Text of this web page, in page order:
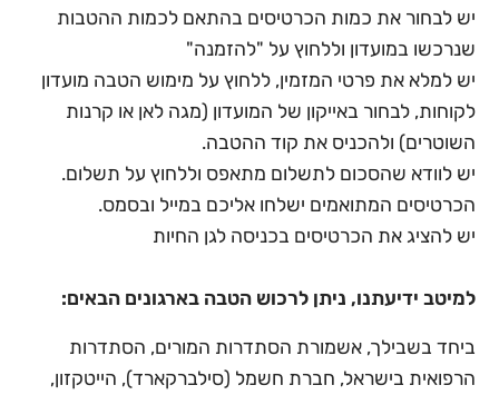
יש לבחור את כמות הכרטיסים בהתאם לכמות ההטבות
שנרכשו במועדון וללחוץ על "להזמנה"
יש למלא את פרטי המזמין, ללחוץ על מימוש הטבה מועדון
לקוחות, לבחור באייקון של המועדון (מגה לאן או קרנות
השוטרים) ולהכניס את קוד ההטבה.
יש לוודא שהסכום לתשלום מתאפס וללחוץ על תשלום.
הכרטיסים המתואמים ישלחו אליכם במייל ובסמס.
יש להציג את הכרטיסים בכניסה לגן החיות
למיטב ידיעתנו, ניתן לרכוש הטבה בארגונים הבאים:
ביחד בשבילך, אשמורת הסתדרות המורים, הסתדרות
הרפואית בישראל, חברת חשמל (סילברקארד), הייטקזון,